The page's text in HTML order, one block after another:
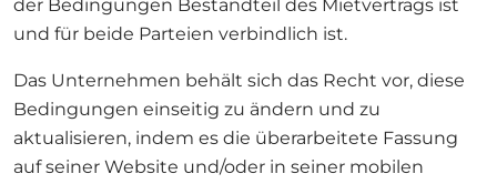
der Bedingungen Bestandteil des Mietvertrags ist
und für beide Parteien verbindlich ist.
Das Unternehmen behält sich das Recht vor, diese
Bedingungen einseitig zu ändern und zu
aktualisieren, indem es die überarbeitete Fassung
auf seiner Website und/oder in seiner mobilen